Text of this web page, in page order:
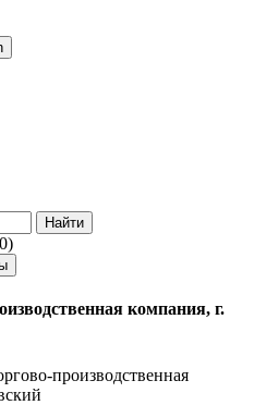
компания, г.
производственная